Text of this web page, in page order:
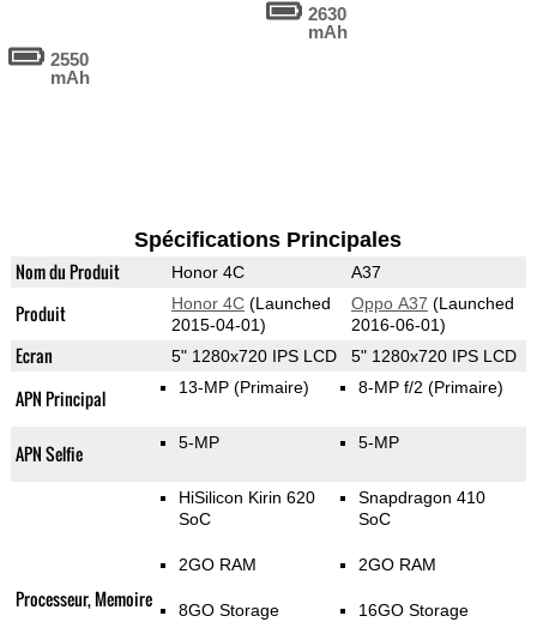
2550
mAh
2630
mAh
Spécifications Principales
Nom du Produit Honor 4C A37
Produit Honor 4C(Launched
2015-04-01)
Oppo A37 (Launched
2016-06-01)
Ecran 5" 1280x720 IPS LCD 5" 1280x720 IPS LCD
APN Principal 13-MP (Primaire) 8-MP f/2 (Primaire)
APN Selfie 5-MP 5-MP
Processeur, Memoire
HiSilicon Kirin 620
SoC
2GO RAM
8GO Storage
Snapdragon 410
SoC
2GO RAM
16GO Storage